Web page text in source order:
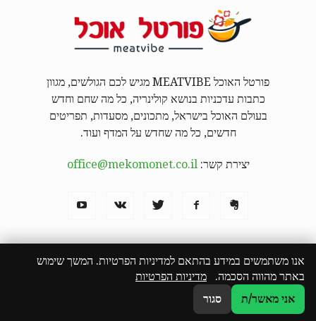
פורטל האוכל MEATVIBE מגיש לכם הגולשים, מגוון
כתבות עדכניות בנושא קולינריה, כל מה שחם וחדש
בעולם האוכל בישראל, מתכונים, מסעדות, תפריטים
חדשים, כל מה שחדש על המדף ועוד.
יצירת קשר:office@mekomonet.co.il
מחפשים כותבים פרסמו אצלנו פרסום תוכן שיווקי
© כל הזכויות שמורות לפורטל האוכל MEATVIBE
אנו משתמשים במידע בהתאם למדיניות הפרטיות. המשך שימוש
באתר מהווה הסכמה. מדיניות הפרטיות
אני מאשר/ת
סגור